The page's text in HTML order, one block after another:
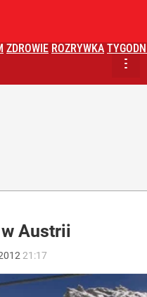
ZDROWIE ROZRYWKA
Austrii
21:17